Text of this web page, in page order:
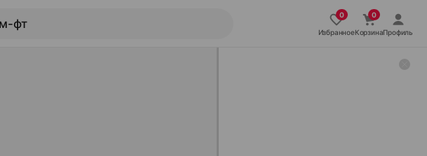
ИзбранноеКорзинаПрофиль